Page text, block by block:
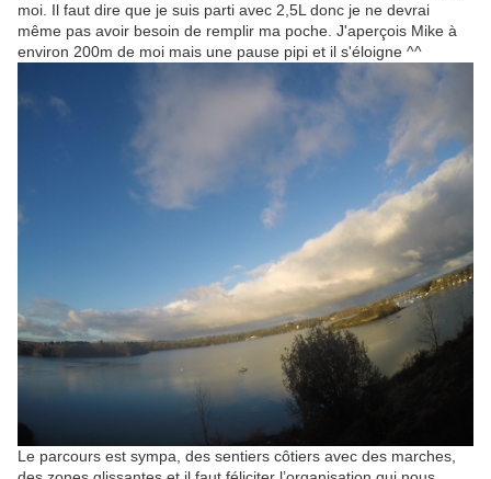
moi. Il faut dire que je suis parti avec 2,5L donc je ne devrai
même pas avoir besoin de remplir ma poche. J'aperçois Mike à
environ 200m de moi mais une pause pipi et il s'éloigne ^^
Le parcours est sympa, des sentiers côtiers avec des marches,